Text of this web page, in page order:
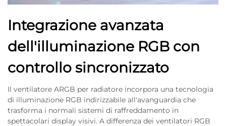
Integrazione avanzata
dell'illuminazione RGB con
controllo sincronizzato
Il ventilatore ARGB per radiatore incorpora una tecnologia
di illuminazione RGB indirizzabile all'avanguardia che
trasforma i normali sistemi di raffreddamento in
spettacolari display visivi. A differenza dei ventilatori RGB